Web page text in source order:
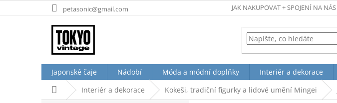
na
petasonic@gmail.com JAK NAKUPOVAT + SPOJENÍ NA NÁS
Japonské čaje Nádobí Móda a módní doplňky Interiér a dekorace
Domů Interiér a dekorace Kokeši, tradiční figurky a lidové umění Mingei